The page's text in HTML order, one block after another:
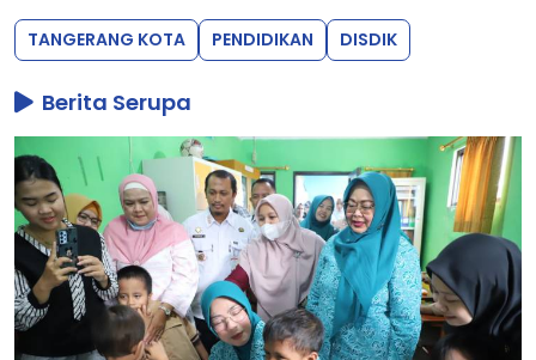
TANGERANG KOTA PENDIDIKAN DISDIK
Berita Serupa